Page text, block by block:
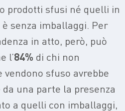
prodotti sfusi né quelli in
senza imballaggi. Per
in atto, però, può
l’84% di chi non
sfuso avrebbe
una parte la presenza
a quelli con imballaggi,